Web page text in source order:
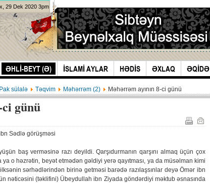
ƏHLİ-BEYT (Ə) İSLAMİ AYLAR HƏDİS ƏXLAQ ƏQİDƏ
29 Dek 2020 3pm
Pak sülalə Təqvim Məhərrəm (2) Məhərrəm ayının 8-ci günü
günü
Sədlə görüşməsi
baş verməsinə razı deyildi. Qarşıdurmanın qarşını almaq üçün çox
ya o həzrətin, beyət etmədən gəldiyi yerə qayıtması, ya da müsəlman kimi
sərhədlərindən birinə getməsi barədə razılaşsınlar deyə Ömər ibn
nəticəsini (təklifini) Übeydullah ibn Ziyada göndərdiyi məktub əsnasında